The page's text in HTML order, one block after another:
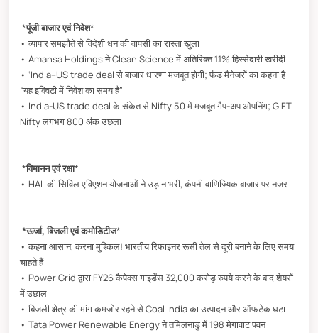
*पूंजी बाजार एवं निवेश*
• व्यापार समझौते से विदेशी धन की वापसी का रास्ता खुला
• Amansa Holdings ने Clean Science में अतिरिक्त 1.1% हिस्सेदारी खरीदी
• ‘India–US trade deal से बाजार धारणा मजबूत होगी; फंड मैनेजरों का कहना है
“यह इक्विटी में निवेश का समय है”
• India-US trade deal के संकेत से Nifty 50 में मजबूत गैप-अप ओपनिंग; GIFT
Nifty लगभग 800 अंक उछला
*विमानन एवं रक्षा*
• HAL की सिविल एविएशन योजनाओं ने उड़ान भरी, कंपनी वाणिज्यिक बाजार पर नजर
*ऊर्जा, बिजली एवं कमोडिटीज*
• कहना आसान, करना मुश्किल! भारतीय रिफाइनर रूसी तेल से दूरी बनाने के लिए समय
चाहते हैं
• Power Grid द्वारा FY26 कैपेक्स गाइडेंस 32,000 करोड़ रुपये करने के बाद शेयरों
में उछाल
• बिजली क्षेत्र की मांग कमजोर रहने से Coal India का उत्पादन और ऑफटेक घटा
• Tata Power Renewable Energy ने तमिलनाडु में 198 मेगावाट पवन